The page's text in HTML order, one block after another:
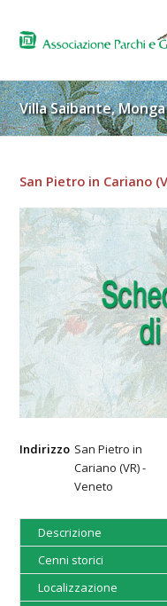
Villa Saibante, Monga
San Pietro in Cariano
Indirizzo San Pietro in
Cariano (VR) -
Veneto
Descrizione
Cenni storici
Localizzazione